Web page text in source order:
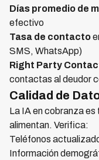
Días promedio de
efectivo
Tasa de contacto
SMS, WhatsApp)
Right Party
contactas al deudor
Calidad de
La IA en cobranza
alimentan. Verifica:
Teléfonos
Información